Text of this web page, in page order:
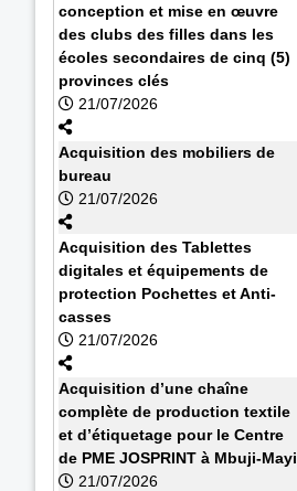
conception et mise en œuvre
des clubs des filles dans les
écoles secondaires de cinq (5)
provinces clés
21/07/2026
Acquisition des mobiliers de
bureau
21/07/2026
Acquisition des Tablettes
digitales et équipements de
protection Pochettes et Anti-
casses
21/07/2026
Acquisition d’une chaîne
complète de production textile
et d’étiquetage pour le Centre
de PME JOSPRINT à Mbuji-Mayi
21/07/2026